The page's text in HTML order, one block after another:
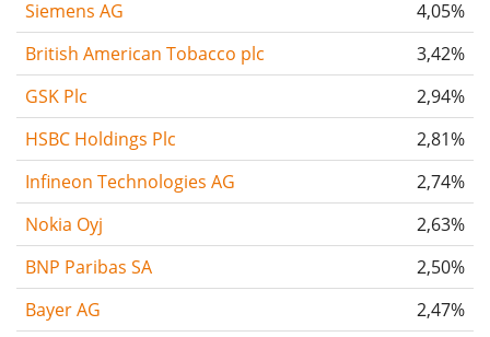
Siemens AG
4,05%
British American Tobacco plc
3,42%
GSK Plc
2,94%
HSBC Holdings Plc
2,81%
Infineon Technologies AG
2,74%
Nokia Oyj
2,63%
BNP Paribas SA
2,50%
Bayer AG
2,47%